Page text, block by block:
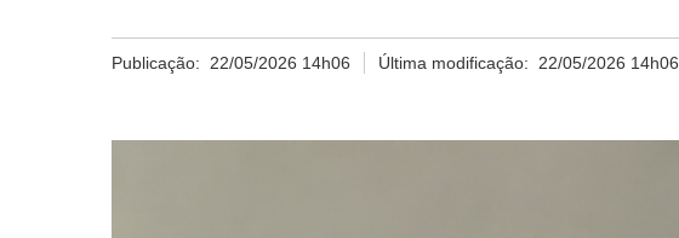
Publicação: 22/05/2026 14h06 Última modificação: 22/05/2026 14h06